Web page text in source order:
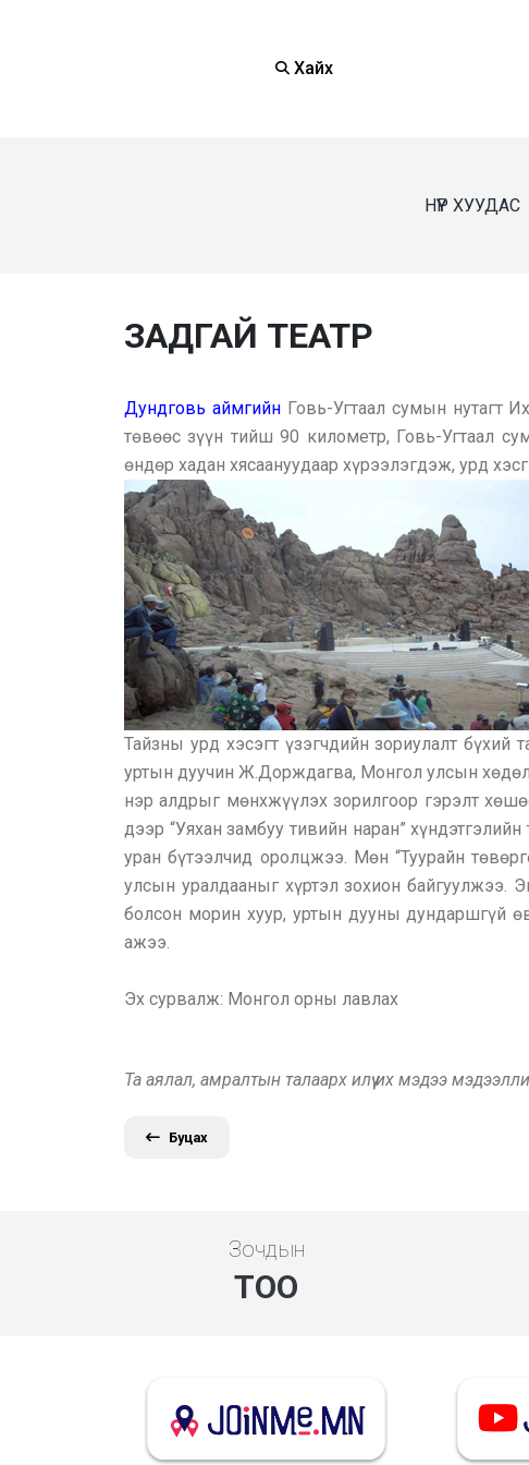
Хайх
НҮҮР ХУУДАС
ЗАДГАЙ ТЕАТР
Дундговь аймгийнГовь-Угтаал сумын нутагт
төвөөс зүүн тийш 90 километр, Говь-Угтаал
өндөр хадан хясаануудаар хүрээлэгдэж, урд
Тайзны урд хэсэгт үзэгчдийн зориулалт
уртын дуучин Ж.Дорждагва, Монгол улсын
нэр алдрыг мөнхжүүлэх зорилгоор гэрэлт
дээр “Уяхан замбуу тивийн наран”
уран бүтээлчид оролцжээ. Мөн “Туурайн
улсын уралдааныг хүртэл зохион байгуулжээ.
болсон морин хуур, уртын дууны дундаршгүй
ажээ.
Эх сурвалж: Монгол орны лавлах
Та аялал, амралтын талаарх илүү их мэдээ
Буцах
Зочдын
ТОО